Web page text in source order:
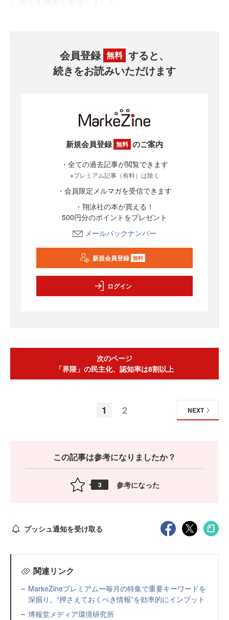
会員登録 無料 すると、
続きをお読みいただけます
新規会員登録 無料 のご案内
・全ての過去記事が閲覧できます
※プレミアム記事（有料）は除く
・会員限定メルマガを受信できます
・翔泳社の本が買える！
500円分のポイントをプレゼント
メールバックナンバー
新規会員登録 無料
ログイン
次のページ
「界隈」の民主化、認知率は8割以上
1 2 NEXT
この記事は参考になりましたか？
3 参考になった
プッシュ通知を受け取る
関連リンク
MarkeZineプレミアムー毎月の特集で重要キーワードを
深掘り。“押さえておくべき情報”を効率的にインプット
博報堂メディア環境研究所